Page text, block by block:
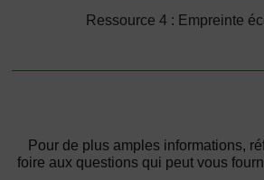
Ressource 4 : Empreinte
Pour de plus amples informations,
foire aux questions qui peut vous